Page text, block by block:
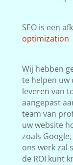
SEO is een
optimization
Wij hebben
te helpen uw
leveren van
aangepast
team van
uw website
zoals
ons werk zal
de ROI kunt